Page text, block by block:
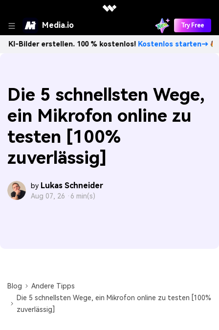
Media.io Try Free
erstellen. 100 % kostenlos!Kostenlos starten→
Die 5 schnellsten Wege,
ein Mikrofon online zu
testen [100%
zuverlässig]
by Lukas Schneider
Aug 07, 26 · 6 min(s)
Blog
Andere Tipps
Die 5 schnellsten Wege, ein Mikrofon online zu testen [100%
zuverlässig]